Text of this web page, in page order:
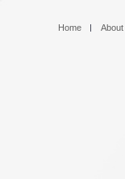
Home About